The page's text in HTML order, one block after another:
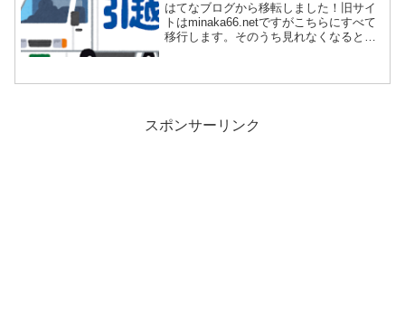
はてなブログから移転しました！旧サイ
トはminaka66.netですがこちらにすべて
移行します。そのうち見れなくなると
スポンサーリンク